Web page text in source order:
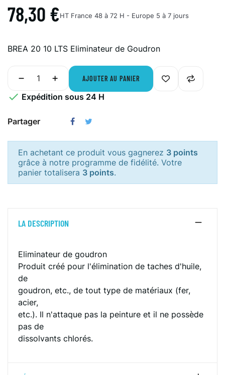
78,30 €HT France 48 à 72 H - Europe 5 à 7 jours
BREA 20 10 LTS Eliminateur de Goudron
AJOUTER AU PANIER
 Expédition sous 24 H
Partager
En achetant ce produit vous gagnerez 3 points
grâce à notre programme de fidélité. Votre
panier totalisera 3 points.
LA DESCRIPTION
Eliminateur de goudron
Produit créé pour l'élimination de taches d'huile,
de
goudron, etc., de tout type de matériaux (fer,
acier,
etc.). Il n'attaque pas la peinture et il ne possède
pas de
dissolvants chlorés.